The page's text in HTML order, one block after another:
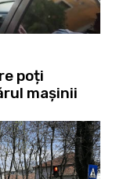
poți
mașinii